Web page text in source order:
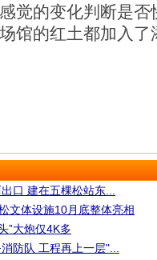
觉的变化判断是
馆的红土都加入
口 建在五棵松站东...
文体设施10月底整体亮相
”大炮仅4K多
防队 工程再上一层"...